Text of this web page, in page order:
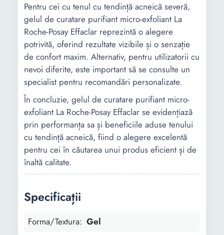
Pentru cei cu tenul cu tendință acneică severă,
gelul de curatare purifiant micro-exfoliant La
Roche-Posay Effaclar reprezintă o alegere
potrivită, oferind rezultate vizibile și o senzație
de confort maxim. Alternativ, pentru utilizatorii cu
nevoi diferite, este important să se consulte un
specialist pentru recomandări personalizate.
În concluzie, gelul de curatare purifiant micro-
exfoliant La Roche-Posay Effaclar se evidențiază
prin performanța sa și beneficiile aduse tenului
cu tendință acneică, fiind o alegere excelentă
pentru cei în căutarea unui produs eficient și de
înaltă calitate.
Specificații
Forma/Textura: Gel